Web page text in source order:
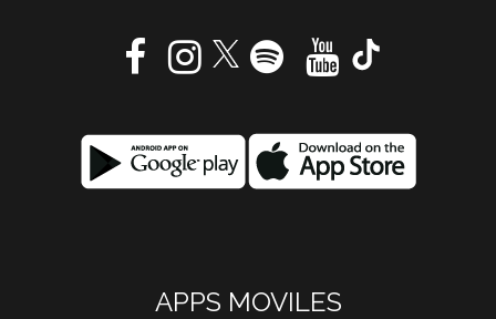
APPS MOVILES